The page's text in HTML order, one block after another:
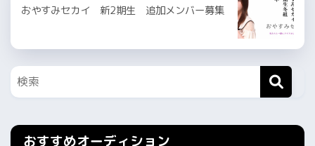
おやすみセカイ 新2期生 追加メンバー募集
おすすめオーディション